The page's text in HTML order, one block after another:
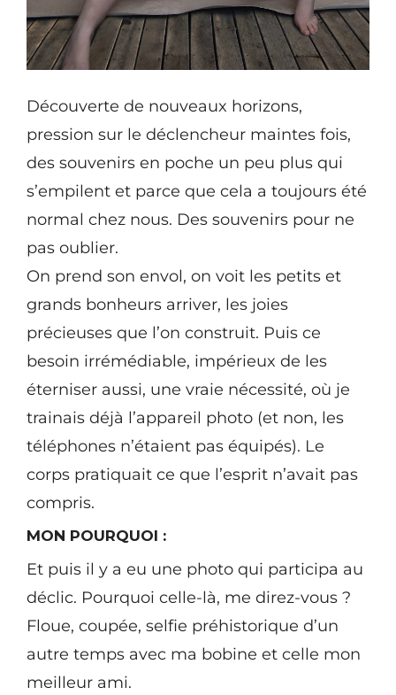
Découverte de nouveaux horizons,
pression sur le déclencheur maintes fois,
des souvenirs en poche un peu plus qui
s’empilent et parce que cela a toujours été
normal chez nous. Des souvenirs pour ne
pas oublier.
On prend son envol, on voit les petits et
grands bonheurs arriver, les joies
précieuses que l’on construit. Puis ce
besoin irrémédiable, impérieux de les
éterniser aussi, une vraie nécessité, où je
trainais déjà l’appareil photo (et non, les
téléphones n’étaient pas équipés). Le
corps pratiquait ce que l’esprit n’avait pas
compris.
MON POURQUOI :
Et puis il y a eu une photo qui participa au
déclic. Pourquoi celle-là, me direz-vous ?
Floue, coupée, selfie préhistorique d’un
autre temps avec ma bobine et celle mon
meilleur ami.